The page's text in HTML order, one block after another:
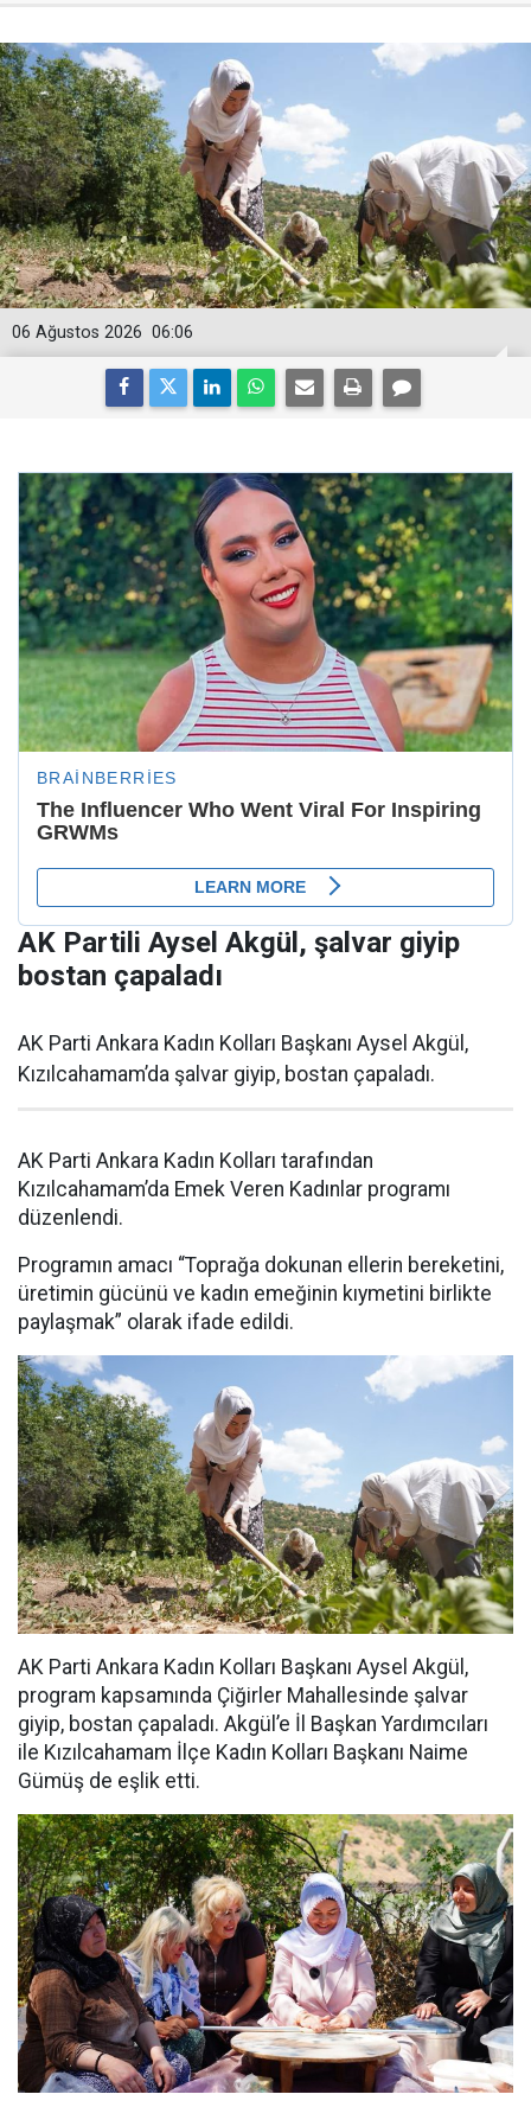
06:06
06 Ağustos 2026
AK Partili Aysel Akgül, şalvar giyip
bostan çapaladı
AK Parti Ankara Kadın Kolları Başkanı Aysel Akgül,
Kızılcahamam’da şalvar giyip, bostan çapaladı.
AK Parti Ankara Kadın Kolları tarafından
Kızılcahamam’da Emek Veren Kadınlar programı
düzenlendi.
Programın amacı “Toprağa dokunan ellerin bereketini,
üretimin gücünü ve kadın emeğinin kıymetini birlikte
paylaşmak” olarak ifade edildi.
AK Parti Ankara Kadın Kolları Başkanı Aysel Akgül,
program kapsamında Çiğirler Mahallesinde şalvar
giyip, bostan çapaladı. Akgül’e İl Başkan Yardımcıları
ile Kızılcahamam İlçe Kadın Kolları Başkanı Naime
Gümüş de eşlik etti.